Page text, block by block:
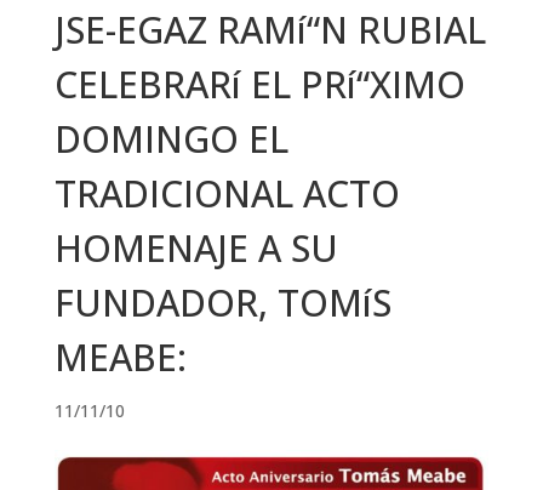
JSE-EGAZ RAMí“N RUBIAL
CELEBRARí EL PRí“XIMO
DOMINGO EL
TRADICIONAL ACTO
HOMENAJE A SU
FUNDADOR, TOMíS
MEABE:
11/11/10